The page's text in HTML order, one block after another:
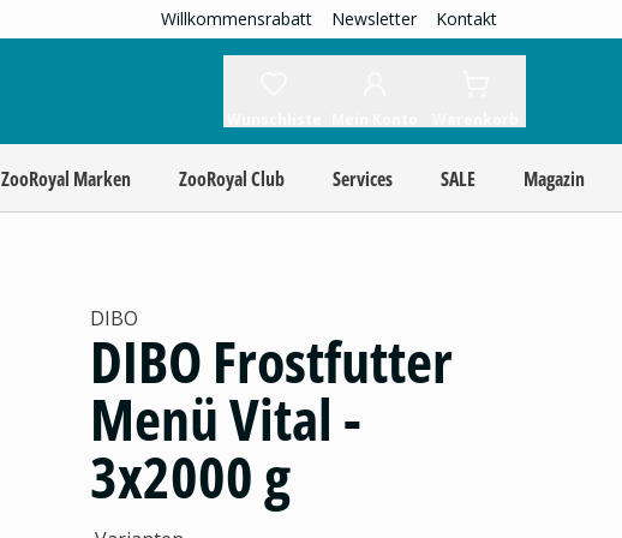
Willkommensrabatt Newsletter Kontakt
ZooRoyal Marken ZooRoyal Club Services SALE Magazin
DIBO
DIBO Frostfutter
Menü Vital -
3x2000 g